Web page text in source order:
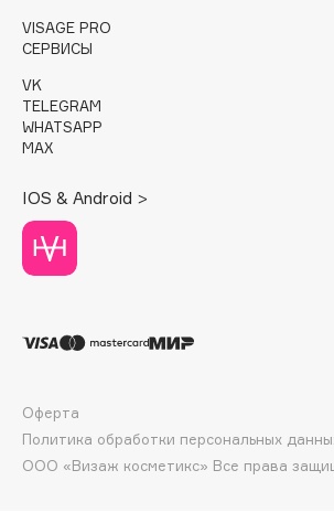
E
Ecolatier
Ecotools
EGIA
Eigshow
Elemis
Ella Bartsueva Brushes
Emmanuelle Jane
Enough
EpilProfi
VISAGE PRO
СЕРВИСЫ
VK
TELEGRAM
WHATSAPP
MAX
IOS & Android >
ООО «Визаж косметикс» Все права
Оферта
Политика обработки персональных